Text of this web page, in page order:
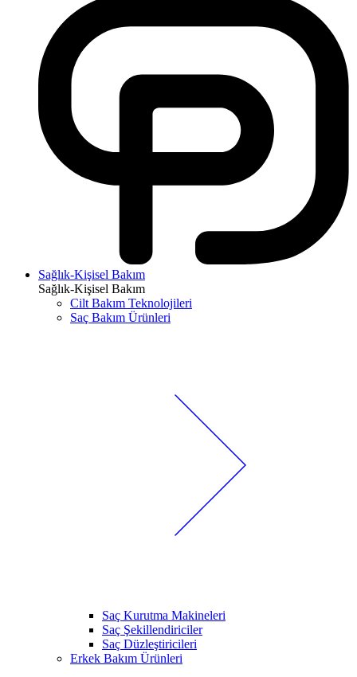
Sağlık-Kişisel Bakım
Sağlık-Kişisel Bakım
Cilt Bakım Teknolojileri
Saç Bakım Ürünleri
Saç Kurutma Makineleri
Saç Şekillendiriciler
Saç Düzleştiricileri
Erkek Bakım Ürünleri